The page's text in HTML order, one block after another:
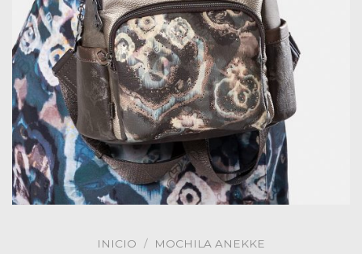
INICIO / MOCHILA ANEKKE